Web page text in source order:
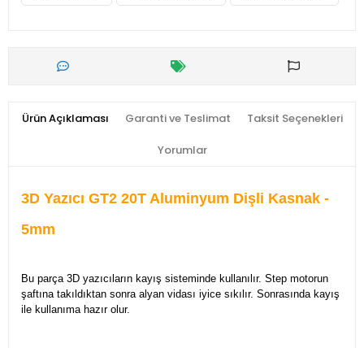
Ürün Açıklaması Garanti ve Teslimat Taksit Seçenekleri
Yorumlar
3D Yazıcı GT2 20T Aluminyum Dişli Kasnak -
5mm
Bu parça 3D yazıcıların kayış sisteminde kullanılır. Step motorun
şaftına takıldıktan sonra alyan vidası iyice sıkılır. Sonrasında kayış
ile kullanıma hazır olur.